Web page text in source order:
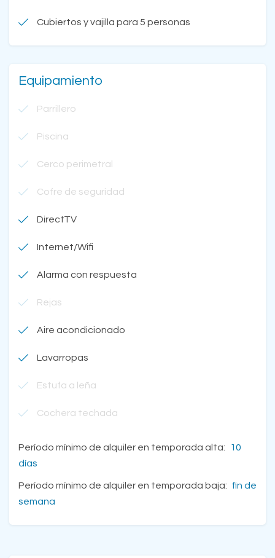
Cubiertos y vajilla para 5 personas
Equipamiento
Parrillero
Piscina
Cerco perimetral
Cofre de seguridad
DirectTV
Internet/Wifi
Alarma con respuesta
Rejas
Aire acondicionado
Lavarropas
Estufa a leña
Cochera techada
Período mínimo de alquiler en temporada alta:
10
días
Período mínimo de alquiler en temporada baja: fin de
semana